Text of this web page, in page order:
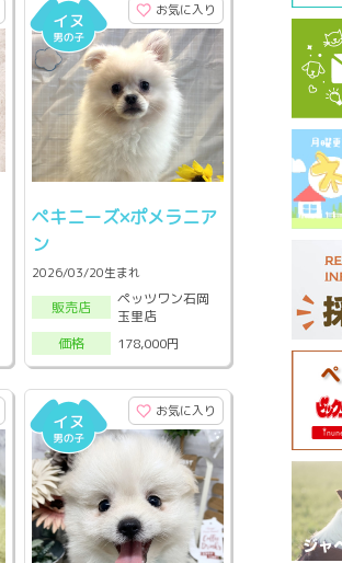
お気に入り
ペキニーズ×ポメラニア
ン
2026/03/20生まれ
販売店
ペッツワン石岡
玉里店
価格
178,000円
お気に入り